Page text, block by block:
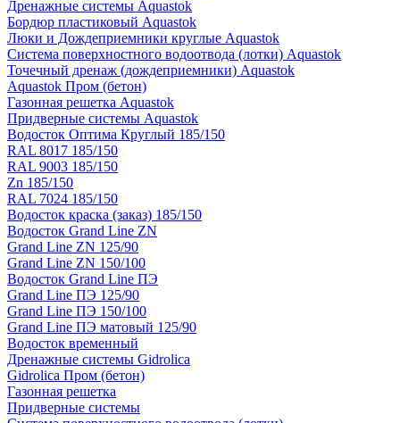
Дренажные системы Aquastok
Бордюр пластиковый Aquastok
Люки и Дождеприемники круглые Aquastok
Система поверхностного водоотвода (лотки) Aquastok
Точечный дренаж (дождеприемники) Aquastok
Aquastok Пром (бетон)
Газонная решетка Aquastok
Придверные системы Aquastok
Водосток Оптима Круглый 185/150
RAL 8017 185/150
RAL 9003 185/150
Zn 185/150
RAL 7024 185/150
Водосток краска (заказ) 185/150
Водосток Grand Line ZN
Grand Line ZN 125/90
Grand Line ZN 150/100
Водосток Grand Line ПЭ
Grand Line ПЭ 125/90
Grand Line ПЭ 150/100
Grand Line ПЭ матовый 125/90
Водосток временный
Дренажные системы Gidrolica
Gidrolica Пром (бетон)
Газонная решетка
Придверные системы